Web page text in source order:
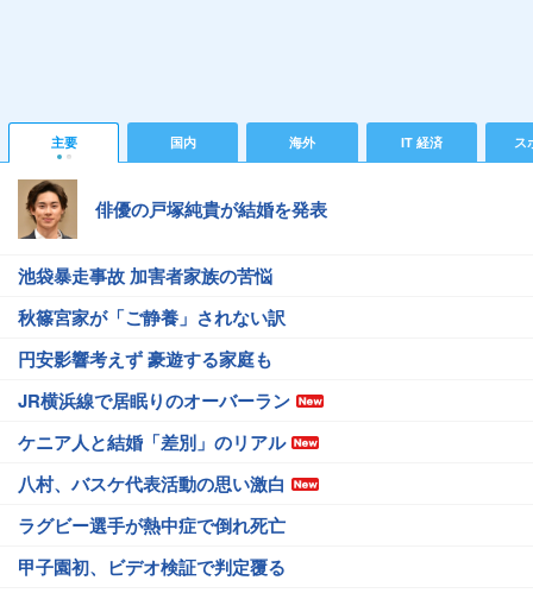
主要 国内 海外 IT 経済 ス
俳優の戸塚純貴が結婚を発表
池袋暴走事故 加害者家族の苦悩
秋篠宮家が「ご静養」されない訳
円安影響考えず 豪遊する家庭も
JR横浜線で居眠りのオーバーラン
ケニア人と結婚「差別」のリアル
八村、バスケ代表活動の思い激白
ラグビー選手が熱中症で倒れ死亡
甲子園初、ビデオ検証で判定覆る